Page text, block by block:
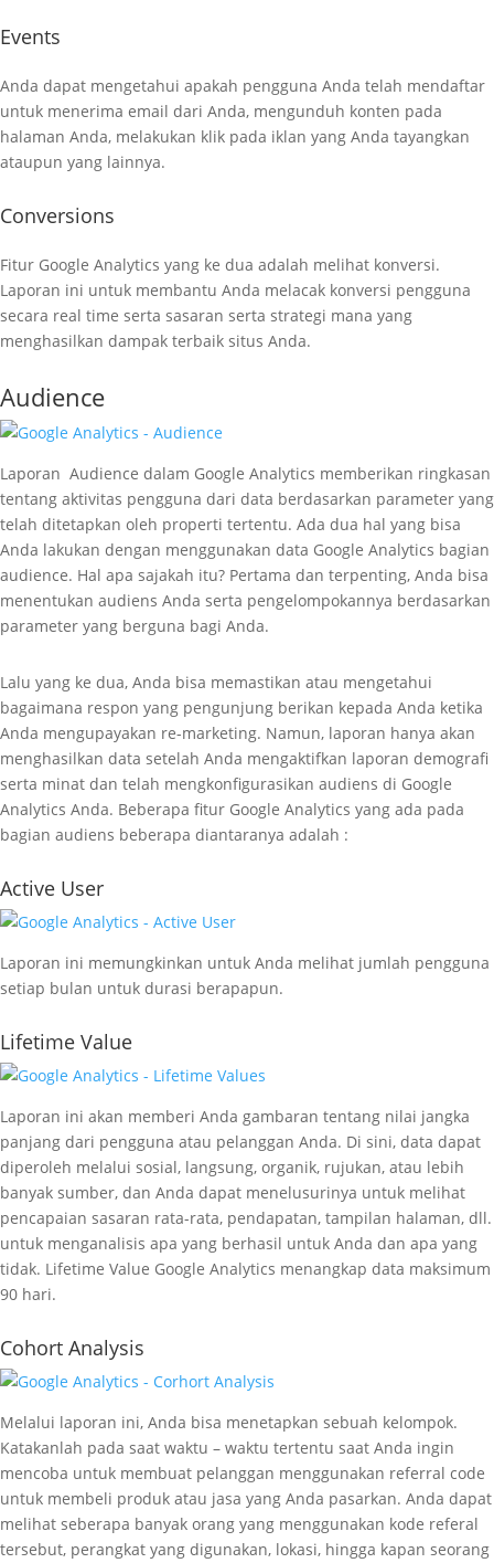
Events
Anda dapat mengetahui apakah pengguna Anda telah mendaftar
untuk menerima email dari Anda, mengunduh konten pada
halaman Anda, melakukan klik pada iklan yang Anda tayangkan
ataupun yang lainnya.
Conversions
Fitur Google Analytics yang ke dua adalah melihat konversi.
Laporan ini untuk membantu Anda melacak konversi pengguna
secara real time serta sasaran serta strategi mana yang
menghasilkan dampak terbaik situs Anda.
Audience
Laporan Audience dalam Google Analytics memberikan ringkasan
tentang aktivitas pengguna dari data berdasarkan parameter yang
telah ditetapkan oleh properti tertentu. Ada dua hal yang bisa
Anda lakukan dengan menggunakan data Google Analytics bagian
audience. Hal apa sajakah itu? Pertama dan terpenting, Anda bisa
menentukan audiens Anda serta pengelompokannya berdasarkan
parameter yang berguna bagi Anda.
Lalu yang ke dua, Anda bisa memastikan atau mengetahui
bagaimana respon yang pengunjung berikan kepada Anda ketika
Anda mengupayakan re-marketing. Namun, laporan hanya akan
menghasilkan data setelah Anda mengaktifkan laporan demografi
serta minat dan telah mengkonfigurasikan audiens di Google
Analytics Anda. Beberapa fitur Google Analytics yang ada pada
bagian audiens beberapa diantaranya adalah :
Active User
Laporan ini memungkinkan untuk Anda melihat jumlah pengguna
setiap bulan untuk durasi berapapun.
Lifetime Value
Laporan ini akan memberi Anda gambaran tentang nilai jangka
panjang dari pengguna atau pelanggan Anda. Di sini, data dapat
diperoleh melalui sosial, langsung, organik, rujukan, atau lebih
banyak sumber, dan Anda dapat menelusurinya untuk melihat
pencapaian sasaran rata-rata, pendapatan, tampilan halaman, dll.
untuk menganalisis apa yang berhasil untuk Anda dan apa yang
tidak. Lifetime Value Google Analytics menangkap data maksimum
90 hari.
Cohort Analysis
Melalui laporan ini, Anda bisa menetapkan sebuah kelompok.
Katakanlah pada saat waktu – waktu tertentu saat Anda ingin
mencoba untuk membuat pelanggan menggunakan referral code
untuk membeli produk atau jasa yang Anda pasarkan. Anda dapat
melihat seberapa banyak orang yang menggunakan kode referal
tersebut, perangkat yang digunakan, lokasi, hingga kapan seorang